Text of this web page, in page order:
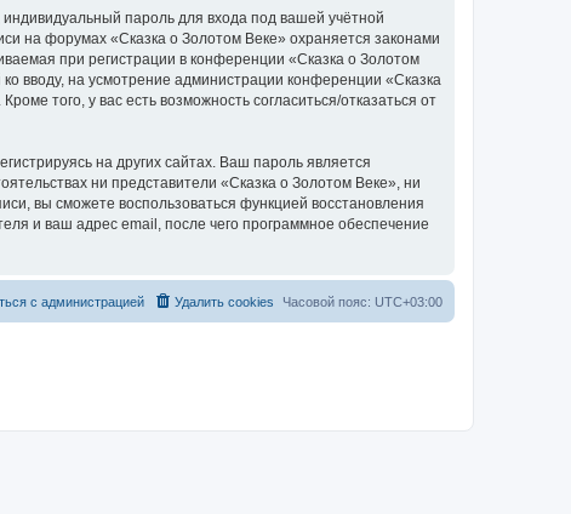
пароль для входа под вашей учётной
на форумах «Сказка о Золотом Веке» охраняется законами
при регистрации в конференции «Сказка о Золотом
вводу, на усмотрение администрации конференции «Сказка
того, у вас есть возможность согласиться/отказаться от
на других сайтах. Ваш пароль является
ни представители «Сказка о Золотом Веке», ни
вы сможете воспользоваться функцией восстановления
и ваш адрес email, после чего программное обеспечение
Часовой пояс: UTC+03:00
Удалить cookies
с администрацией